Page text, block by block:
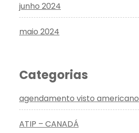
junho 2024
maio 2024
Categorias
agendamento visto americano
ATIP – CANADÁ